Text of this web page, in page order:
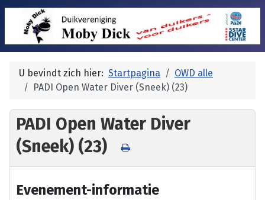
U bevindt zich hier: Startpagina
OWD alle
PADI Open Water Diver (Sneek) (23)
PADI Open Water Diver
(Sneek) (23)
Evenement-informatie